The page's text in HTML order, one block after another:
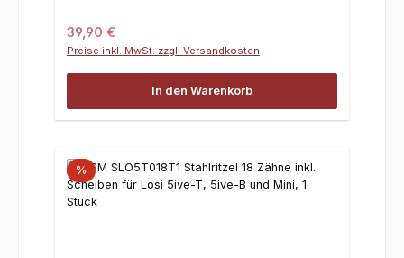
Regulärer Preis:
39,90 €
Preise inkl. MwSt. zzgl. Versandkosten
In den Warenkorb
%